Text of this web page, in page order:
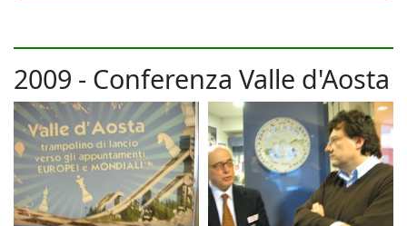
2009 - Conferenza Valle d'Aosta